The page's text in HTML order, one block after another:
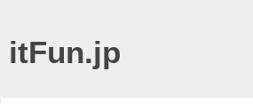
itFun.jp